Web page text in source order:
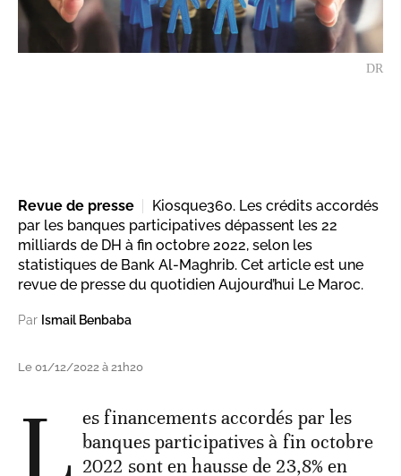
DR
Revue de presse
Kiosque360. Les crédits accordés
par les banques participatives dépassent les 22
milliards de DH à fin octobre 2022, selon les
statistiques de Bank Al-Maghrib. Cet article est une
revue de presse du quotidien Aujourd’hui Le Maroc.
Par Ismail Benbaba
Le 01/12/2022 à 21h20
L es financements accordés par les
banques participatives à fin octobre
2022 sont en hausse de 23,8% en